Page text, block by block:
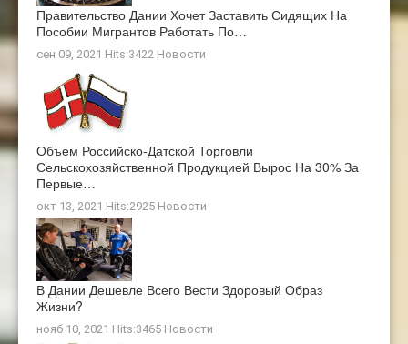
Правительство Дании Хочет Заставить Сидящих На
Пособии Мигрантов Работать По…
сен 09, 2021 Hits:3422 Новости
Объем Российско-Датской Торговли
Сельскохозяйственной Продукцией Вырос На 30% За
Первые…
окт 13, 2021 Hits:2925 Новости
В Дании Дешевле Всего Вести Здоровый Образ
Жизни?
нояб 10, 2021 Hits:3465 Новости